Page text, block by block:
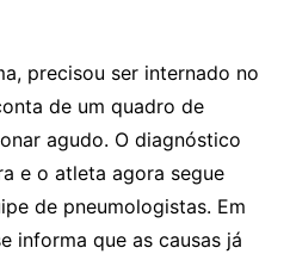
precisou ser internado no
de um quadro de
agudo. O diagnóstico
e o atleta agora segue
de pneumologistas. Em
informa que as causas já